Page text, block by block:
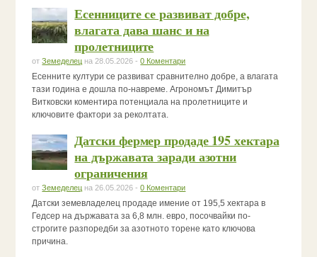
Есенниците се развиват добре,
влагата дава шанс и на
пролетниците
отЗемеделец на 28.05.2026 -0 Коментари
Есенните култури се развиват сравнително добре, а влагата
тази година е дошла по-навреме. Агрономът Димитър
Витковски коментира потенциала на пролетниците и
ключовите фактори за реколтата.
Датски фермер продаде 195 хектара
на държавата заради азотни
ограничения
отЗемеделец на 26.05.2026 -0 Коментари
Датски земевладелец продаде имение от 195,5 хектара в
Гедсер на държавата за 6,8 млн. евро, посочвайки по-
строгите разпоредби за азотното торене като ключова
причина.